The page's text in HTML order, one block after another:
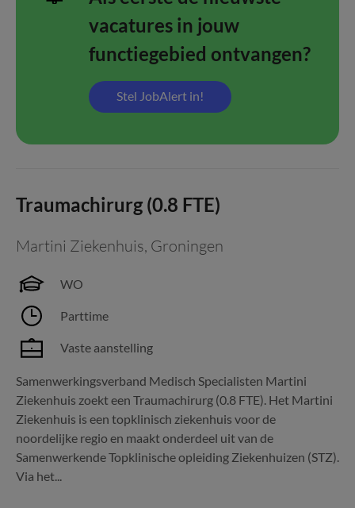
vacatures in jouw
functiegebied ontvangen?
Stel JobAlert in!
Traumachirurg (0.8 FTE)
Martini Ziekenhuis, Groningen
WO
Parttime
Vaste aanstelling
Samenwerkingsverband Medisch Specialisten Martini
Ziekenhuis zoekt een Traumachirurg (0.8 FTE). Het Martini
Ziekenhuis is een topklinisch ziekenhuis voor de
noordelijke regio en maakt onderdeel uit van de
Samenwerkende Topklinische opleiding Ziekenhuizen (STZ).
Via het...